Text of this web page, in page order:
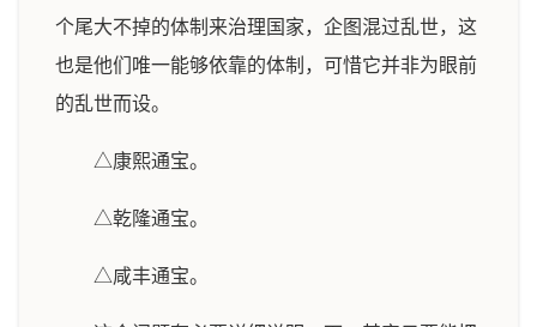
个尾大不掉的体制来治理国家，企图混过乱世，这
也是他们唯一能够依靠的体制，可惜它并非为眼前
的乱世而设。
△康熙通宝。
△乾隆通宝。
△咸丰通宝。